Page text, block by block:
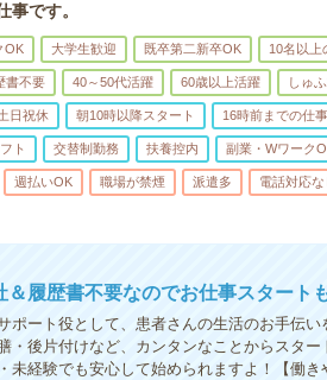
です。
OK 大学生歓迎 既卒第二新卒OK 10名以上
書不要 40～50代活躍 60歳以上活躍 しゅ
日祝休 朝10時以降スタート 16時前までの仕事
ト 交替制勤務 扶養控内 副業・Wワーク
週払いOK 職場が禁煙 派遣多 電話対応な
履歴書不要なのでお仕事スタート
ポート役として、患者さんの生活のお手伝
・後片付けなど、カンタンなことからスター
未経験でも安心して始められますよ！【働